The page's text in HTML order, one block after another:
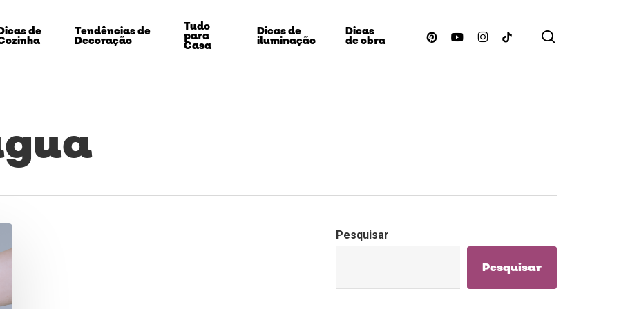
de Tendências de
Decoração
Tudo
para
Casa
Dicas de
iluminação
Dicas
de obra pinterestyoutubeinstagram
tiktok
Pesquisar
Pesquisar